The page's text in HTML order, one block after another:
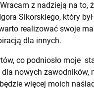
z nadzieją na
Sikorskiego, który
realizować swoje
dla innych.
co podniosło moje
nowych zawodników,
więcej moich